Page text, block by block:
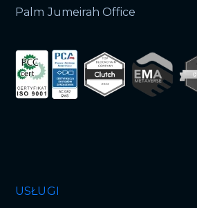
Palm Jumeirah Office
USŁUGI